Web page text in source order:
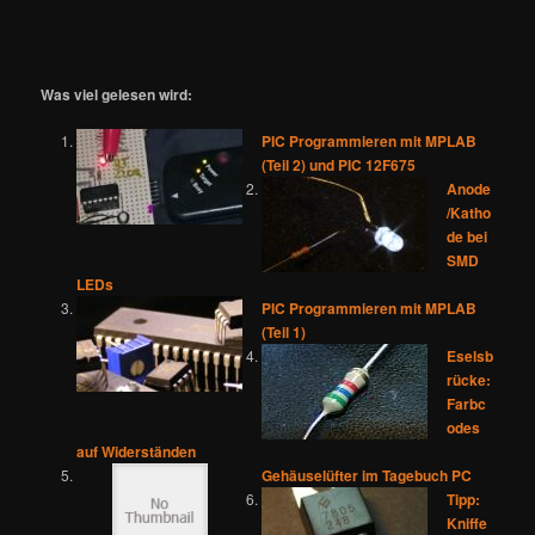
Was viel gelesen wird:
PIC Programmieren mit MPLAB
(Teil 2) und PIC 12F675
Anode
/Katho
de bei
SMD
LEDs
PIC Programmieren mit MPLAB
(Teil 1)
Eselsb
rücke:
Farbc
odes
auf Widerständen
Gehäuselüfter im Tagebuch PC
Tipp:
Kniffe